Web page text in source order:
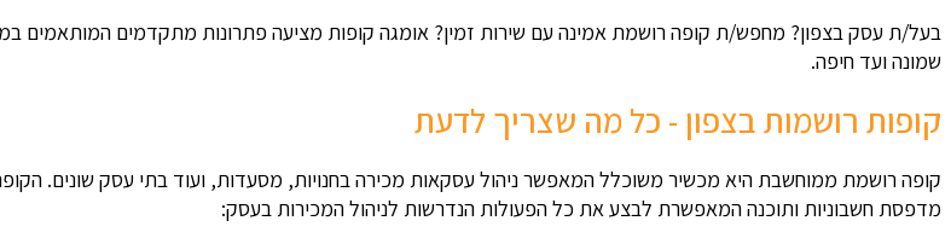
בעל/ת עסק בצפון? מחפש/ת קופה רושמת אמינה עם שירות זמין? אומגה קופות מציעה פתרונות מתקדמים המותאמים
שמונה ועד חיפה.
קופות רושמות בצפון - כל מה שצריך לדעת
קופה רושמת ממוחשבת היא מכשיר משוכלל המאפשר ניהול עסקאות מכירה בחנויות, מסעדות, ועוד בתי עסק שונים.
מדפסת חשבוניות ותוכנה המאפשרת לבצע את כל הפעולות הנדרשות לניהול המכירות בעסק: